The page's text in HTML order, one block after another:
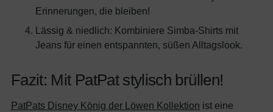
Erinnerungen, die bleiben!
Lässig & niedlich: Kombiniere Simba-Shirts mit
Jeans für einen entspannten, süßen Alltagslook.
Fazit: Mit PatPat stylisch brüllen!
PatPats Disney König der Löwen Kollektion ist eine